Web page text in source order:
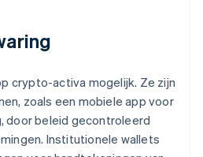
crypto-activa mogelijk. Ze zijn
zoals een mobiele app voor
door beleid gecontroleerd
Institutionele wallets